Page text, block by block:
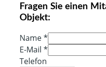
Fragen Sie einen
Objekt:
Name *
E-Mail *
Telefon